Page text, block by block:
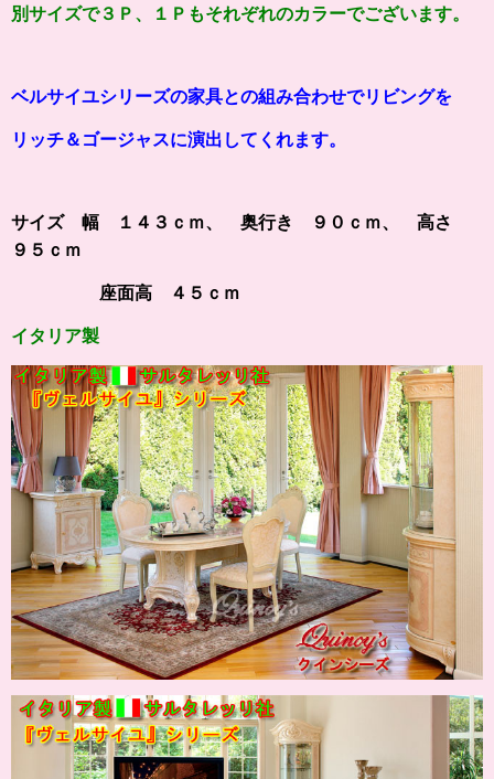
別サイズで３Ｐ、１Ｐもそれぞれのカラーでございます。
ベルサイユシリーズの家具との組み合わせでリビングを
リッチ＆ゴージャスに演出してくれます。
サイズ 幅 １４３ｃｍ、 奥行き ９０ｃｍ、 高さ
９５ｃｍ
座面高 ４５ｃｍ
イタリア製